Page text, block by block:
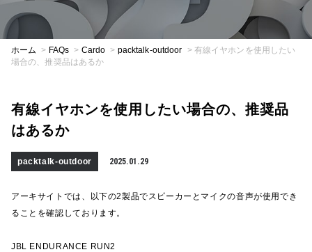
ホーム > FAQs > Cardo > packtalk-outdoor > 有線イヤホンを使用したい
場合の、推奨品はあるか
有線イヤホンを使用したい場合の、推奨品
はあるか
packtalk-outdoor 2025.01.29
アーキサイトでは、以下の2製品でスピーカーとマイクの音声が使用でき
ることを確認しております。
JBL ENDURANCE RUN2